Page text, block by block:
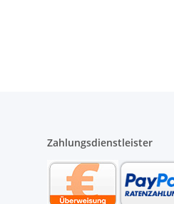
Zahlungsdienstleister